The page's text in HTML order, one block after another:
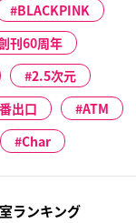
BLACKPINK
刊60周年
2.5次元
出口
ATM
Char
ランキング